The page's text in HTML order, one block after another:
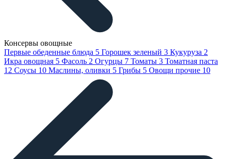
Консервы овощные
Первые обеденные блюда 5 Горошек зеленый 3 Кукуруза 2
Икра овощная 5 Фасоль 2 Огурцы 7 Томаты 3 Томатная паста
12 Соусы 10 Маслины, оливки 5 Грибы 5 Овощи прочие 10